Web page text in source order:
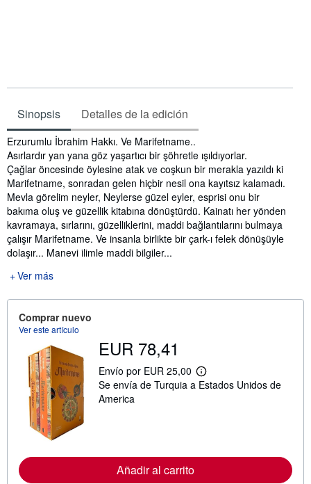
Sinopsis Detalles de la edición
Sinopsis
Erzurumlu İbrahim Hakkı. Ve Marifetname..
Asırlardır yan yana göz yaşartıcı bir şöhretle ışıldıyorlar.
Çağlar öncesinde öylesine atak ve coşkun bir merakla yazıldı ki
Marifetname, sonradan gelen hiçbir nesil ona kayıtsız kalamadı.
Mevla görelim neyler, Neylerse güzel eyler, esprisi onu bir
bakıma oluş ve güzellik kitabına dönüştürdü. Kainatı her yönden
kavramaya, sırlarını, güzelliklerini, maddi bağlantılarını bulmaya
çalışır Marifetname. Ve insanla birlikte bir çark-ı felek dönüşüyle
dolaşır... Manevi ilimle maddi bilgiler...
Ver más
Comprar nuevo
Ver este artículo
EUR 78,41
Envío por EUR 25,00
M
á
m
Se envía de Turquia a Estados Unidos de
America
Añadir al carrito